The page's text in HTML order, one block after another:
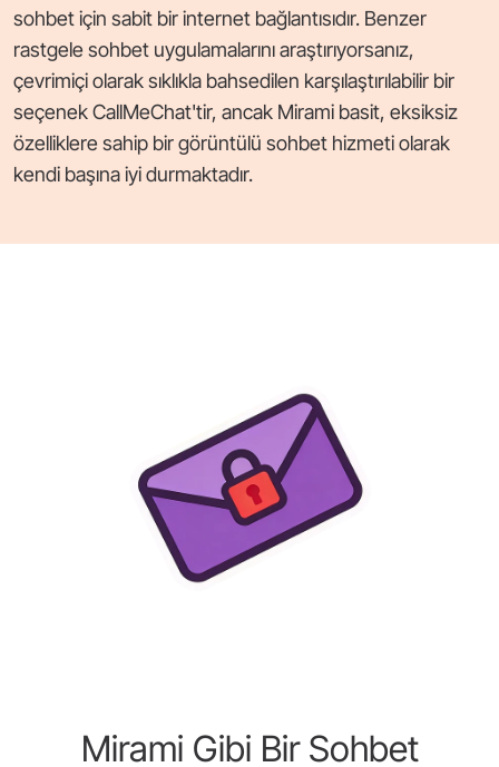
sohbet için sabit bir internet bağlantısıdır. Benzer
rastgele sohbet uygulamalarını araştırıyorsanız,
çevrimiçi olarak sıklıkla bahsedilen karşılaştırılabilir bir
seçenek CallMeChat'tir, ancak Mirami basit, eksiksiz
özelliklere sahip bir görüntülü sohbet hizmeti olarak
kendi başına iyi durmaktadır.
Mirami Gibi Bir Sohbet